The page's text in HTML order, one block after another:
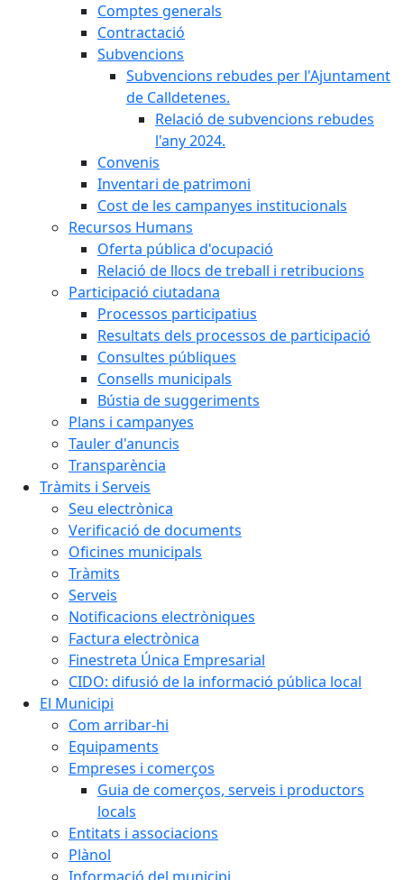
Comptes generals
Contractació
Subvencions
Subvencions rebudes per l'Ajuntament
de Calldetenes.
Relació de subvencions rebudes
l'any 2024.
Convenis
Inventari de patrimoni
Cost de les campanyes institucionals
Recursos Humans
Oferta pública d'ocupació
Relació de llocs de treball i retribucions
Participació ciutadana
Processos participatius
Resultats dels processos de participació
Consultes públiques
Consells municipals
Bústia de suggeriments
Plans i campanyes
Tauler d'anuncis
Transparència
Tràmits i Serveis
Seu electrònica
Verificació de documents
Oficines municipals
Tràmits
Serveis
Notificacions electròniques
Factura electrònica
Finestreta Única Empresarial
CIDO: difusió de la informació pública local
El Municipi
Com arribar-hi
Equipaments
Empreses i comerços
Guia de comerços, serveis i productors
locals
Entitats i associacions
Plànol